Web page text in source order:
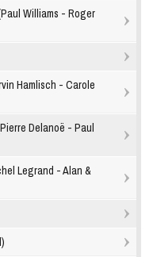
Williams - Roger
Hamlisch - Carole
Delanoë - Paul
Legrand - Alan &